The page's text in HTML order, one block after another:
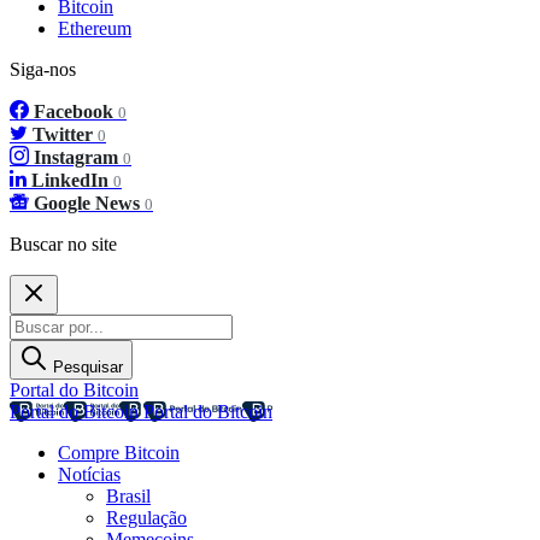
Bitcoin
Ethereum
Siga-nos
Facebook 0
Twitter 0
Instagram 0
LinkedIn 0
Google News 0
Buscar no site
Pesquisar
Portal do Bitcoin
Portal do BitcoinPortal do Bitcoin
Compre Bitcoin
Notícias
Brasil
Regulação